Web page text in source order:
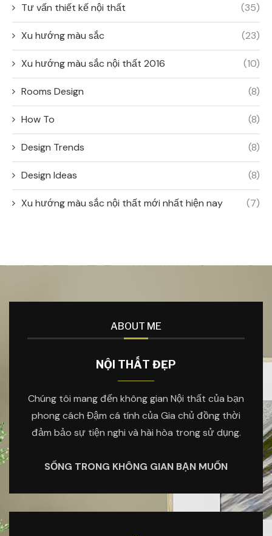
Tư vấn thiết kế nội thất (35)
Xu hướng màu sắc (23)
Xu hướng màu sắc nội thất 2016 (10)
Rooms Design (8)
How To (8)
Design Trends (8)
Design Ideas (8)
Xu hướng màu sắc nội thất mới nhất hiện nay (7)
ABOUT ME
NỘI THẤT ĐẸP
Chúng tôi mang đến không gian Nội thất của bạn
phong cách Đậm cá tính của Gia chủ đồng thời
đảm bảo sự tiện nghi và hài hòa trong sử dụng.
SỐNG TRONG KHÔNG GIAN BẠN MUỐN